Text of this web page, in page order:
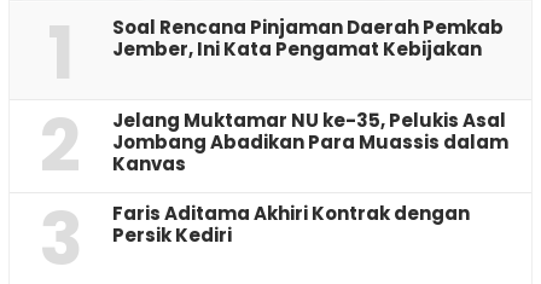
1
‎Soal Rencana Pinjaman Daerah Pemkab
Jember, Ini Kata Pengamat Kebijakan ‎
2
Jelang Muktamar NU ke-35, Pelukis Asal
Jombang Abadikan Para Muassis dalam
Kanvas
3
Faris Aditama Akhiri Kontrak dengan
Persik Kediri